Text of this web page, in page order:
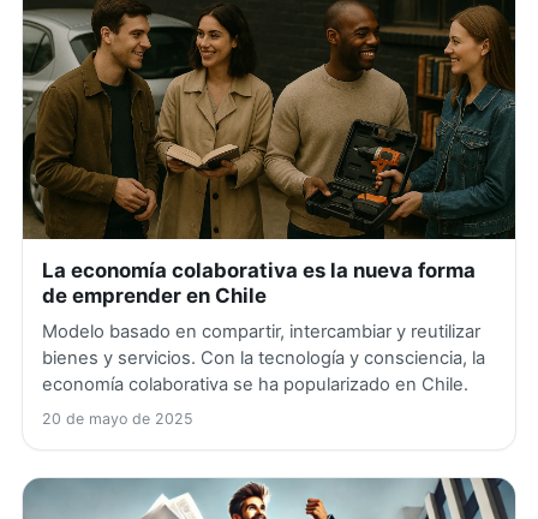
La economía colaborativa es la nueva forma
de emprender en Chile
Modelo basado en compartir, intercambiar y reutilizar
bienes y servicios. Con la tecnología y consciencia, la
economía colaborativa se ha popularizado en Chile.
20 de mayo de 2025